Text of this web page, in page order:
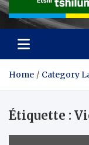
Home Category
Étiquette :